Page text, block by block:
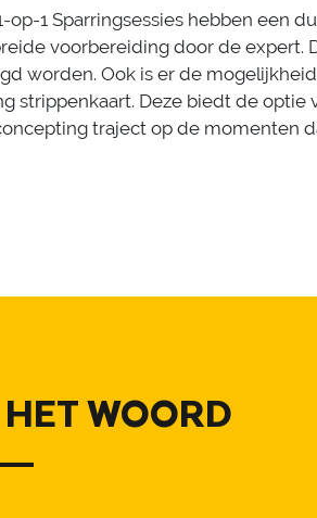
op-1 Sparringsessies hebben een
voorbereiding door de expert.
worden. Ook is er de
strippenkaart. Deze biedt de
traject op de momenten
WOORD